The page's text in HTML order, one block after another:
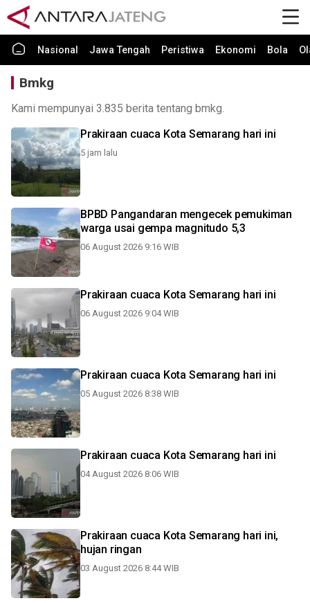
Nasional Jawa Tengah Peristiwa Ekonomi Bola
Bmkg
Kami mempunyai 3.835 berita tentang bmkg.
Prakiraan cuaca Kota Semarang hari ini
5 jam lalu
BPBD Pangandaran mengecek pemukiman
warga usai gempa magnitudo 5,3
06 August 2026 9:16 WIB
Prakiraan cuaca Kota Semarang hari ini
06 August 2026 9:04 WIB
Prakiraan cuaca Kota Semarang hari ini
05 August 2026 8:38 WIB
Prakiraan cuaca Kota Semarang hari ini
04 August 2026 8:06 WIB
Prakiraan cuaca Kota Semarang hari ini,
hujan ringan
03 August 2026 8:44 WIB